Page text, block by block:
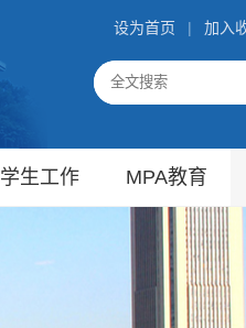
设为首页 | 加入
学生工作 MPA教育